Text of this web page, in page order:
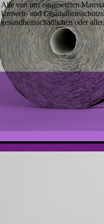
Alle von uns eingesetzten
Umwelt- und
gesundheitsschädlichen oder